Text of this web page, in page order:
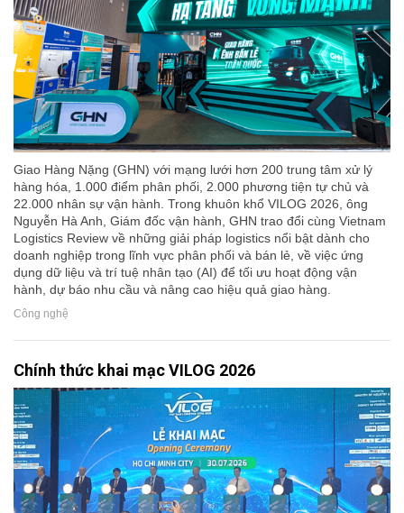
Giao Hàng Nặng (GHN) với mạng lưới hơn 200 trung tâm xử lý
hàng hóa, 1.000 điểm phân phối, 2.000 phương tiện tự chủ và
22.000 nhân sự vận hành. Trong khuôn khổ VILOG 2026, ông
Nguyễn Hà Anh, Giám đốc vận hành, GHN trao đổi cùng Vietnam
Logistics Review về những giải pháp logistics nổi bật dành cho
doanh nghiệp trong lĩnh vực phân phối và bán lẻ, về việc ứng
dụng dữ liệu và trí tuệ nhân tạo (AI) để tối ưu hoạt động vận
hành, dự báo nhu cầu và nâng cao hiệu quả giao hàng.
Công nghệ
Chính thức khai mạc VILOG 2026